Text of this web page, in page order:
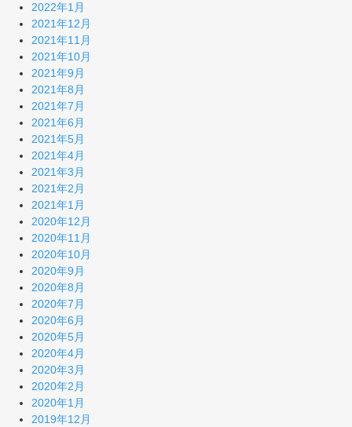
2022年1月
2021年12月
2021年11月
2021年10月
2021年9月
2021年8月
2021年7月
2021年6月
2021年5月
2021年4月
2021年3月
2021年2月
2021年1月
2020年12月
2020年11月
2020年10月
2020年9月
2020年8月
2020年7月
2020年6月
2020年5月
2020年4月
2020年3月
2020年2月
2020年1月
2019年12月